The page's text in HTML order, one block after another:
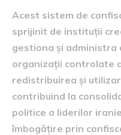
Acest sistem de
sprijinit de instituții
gestiona și administra
organizații controlate
redistribuirea și
contribuind la
politice a liderilor
îmbogățire prin